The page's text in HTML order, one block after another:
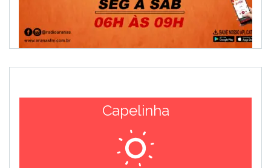
Capelinha